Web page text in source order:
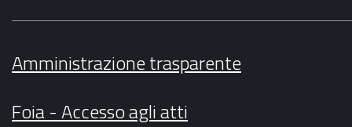
Amministrazione trasparente
Foia - Accesso agli atti